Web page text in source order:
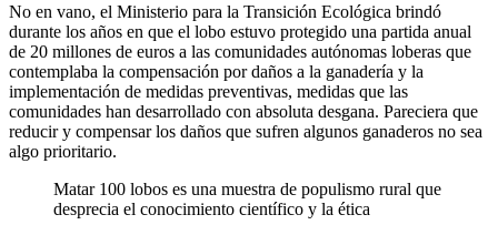
No en vano, el Ministerio para la Transición Ecológica brindó
durante los años en que el lobo estuvo protegido una partida anual
de 20 millones de euros a las comunidades autónomas loberas que
contemplaba la compensación por daños a la ganadería y la
implementación de medidas preventivas, medidas que las
comunidades han desarrollado con absoluta desgana. Pareciera que
reducir y compensar los daños que sufren algunos ganaderos no sea
algo prioritario.
Matar 100 lobos es una muestra de populismo rural que
desprecia el conocimiento científico y la ética